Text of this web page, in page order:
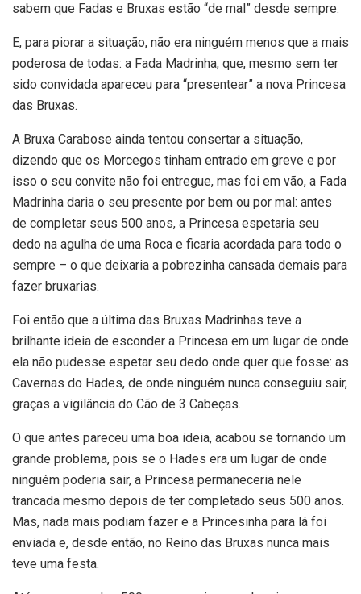
sabem que Fadas e Bruxas estão “de mal” desde sempre.
E, para piorar a situação, não era ninguém menos que a mais
poderosa de todas: a Fada Madrinha, que, mesmo sem ter
sido convidada apareceu para “presentear” a nova Princesa
das Bruxas.
A Bruxa Carabose ainda tentou consertar a situação,
dizendo que os Morcegos tinham entrado em greve e por
isso o seu convite não foi entregue, mas foi em vão, a Fada
Madrinha daria o seu presente por bem ou por mal: antes
de completar seus 500 anos, a Princesa espetaria seu
dedo na agulha de uma Roca e ficaria acordada para todo o
sempre – o que deixaria a pobrezinha cansada demais para
fazer bruxarias.
Foi então que a última das Bruxas Madrinhas teve a
brilhante ideia de esconder a Princesa em um lugar de onde
ela não pudesse espetar seu dedo onde quer que fosse: as
Cavernas do Hades, de onde ninguém nunca conseguiu sair,
graças a vigilância do Cão de 3 Cabeças.
O que antes pareceu uma boa ideia, acabou se tornando um
grande problema, pois se o Hades era um lugar de onde
ninguém poderia sair, a Princesa permaneceria nele
trancada mesmo depois de ter completado seus 500 anos.
Mas, nada mais podiam fazer e a Princesinha para lá foi
enviada e, desde então, no Reino das Bruxas nunca mais
teve uma festa.